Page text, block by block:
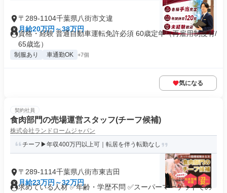
〒289-1104千葉県八街市文違
月給20万円～38万円
資格・経験 普通自動車運転免許必須 60歳定年（再雇用制度有/
65歳迄）
制服あり 車通勤OK +7個
気になる
契約社員
食肉部門の売場運営スタッフ(チーフ候補)
株式会社ランドロームジャパン
チーフ▶年収400万円以上可｜転居を伴う転勤なし
〒289-1114千葉県八街市東吉田
月給23万円～32万円
求めている人材 ✅年齢・学歴不問 ✅スーパーマーケットでの